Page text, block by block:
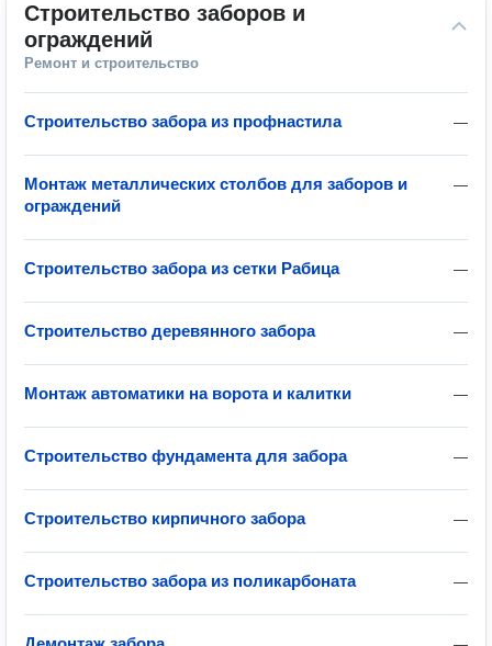
Строительство заборов и
ограждений
Ремонт и строительство
—
Строительство забора из профнастила
—
Монтаж металлических столбов для заборов и
ограждений
—
Строительство забора из сетки Рабица
—
Строительство деревянного забора
—
Монтаж автоматики на ворота и калитки
—
Строительство фундамента для забора
—
Строительство кирпичного забора
—
Строительство забора из поликарбоната